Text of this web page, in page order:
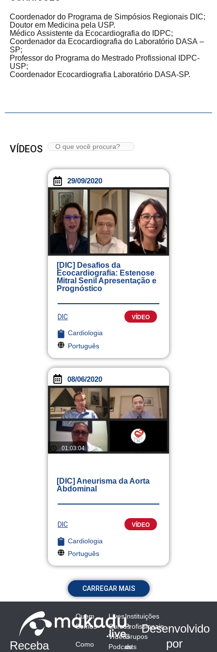
Coordenador do Programa de Simpósios Regionais DIC;
Doutor em Medicina pela USP.
Médico Assistente da Ecocardiografia do IDPC;
Coordenador da Ecocardiografia do Laboratório DASA –
SP;
Professor do Programa do Mestrado Profissional IDPC-
USP;
Coordenador Ecocardiografia Laboratório DASA-SP.
VÍDEOS
29/09/2020
[DIC] Desafios da
Ecocardiografia: Estenose
Mitral Senil Apresentação e
Prognóstico
DIC VÍDEO
Cardiologia
Português
08/06/2020
01:03:04
[DIC] Aneurisma da Aorta
Abdominal
DIC VÍDEO
Cardiologia
Português
CARREGAR MAIS
Receba
Quem
Somos
Como
Lives
Cursos
Vídeos
Podcasts
Instituições
Profissionais
Grupos
de
Desenvolvido
por